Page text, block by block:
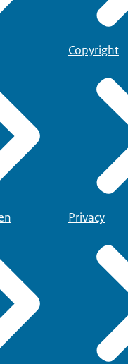
Copyright
Privacy